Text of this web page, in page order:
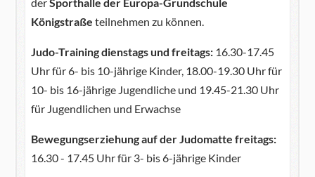
Königstraße teilnehmen zu können.
Judo-Training dienstags und freitags:16.30-17.45
Uhr für 6- bis 10-jährige Kinder, 18.00-19.30 Uhr für
10- bis 16-jährige Jugendliche und 19.45-21.30 Uhr
für Jugendlichen und Erwachse
Bewegungserziehung auf der Judomatte freitags:
16.30 - 17.45 Uhr für 3- bis 6-jährige Kinder